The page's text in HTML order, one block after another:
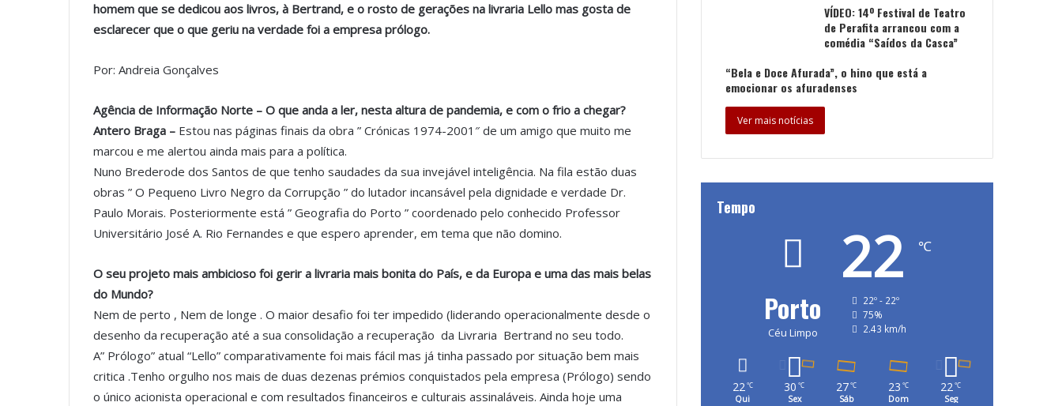
homem que se dedicou aos livros, à Bertrand, e o rosto de gerações na livraria Lello mas gosta de
esclarecer que o que geriu na verdade foi a empresa prólogo.
Por: Andreia Gonçalves
Agência de Informação Norte – O que anda a ler, nesta altura de pandemia, e com o frio a chegar?
Antero Braga – Estou nas páginas finais da obra ” Crónicas 1974-2001″ de um amigo que muito me
marcou e me alertou ainda mais para a política.
Nuno Brederode dos Santos de que tenho saudades da sua invejável inteligência. Na fila estão duas
obras ” O Pequeno Livro Negro da Corrupção ” do lutador incansável pela dignidade e verdade Dr.
Paulo Morais. Posteriormente está ” Geografia do Porto ” coordenado pelo conhecido Professor
Universitário José A. Rio Fernandes e que espero aprender, em tema que não domino.
O seu projeto mais ambicioso foi gerir a livraria mais bonita do País, e da Europa e uma das mais belas
do Mundo?
Nem de perto , Nem de longe . O maior desafio foi ter impedido (liderando operacionalmente desde o
desenho da recuperação até a sua consolidação a recuperação da Livraria Bertrand no seu todo.
A” Prólogo” atual “Lello” comparativamente foi mais fácil mas já tinha passado por situação bem mais
critica .Tenho orgulho nos mais de duas dezenas prémios conquistados pela empresa (Prólogo) sendo
o único acionista operacional e com resultados financeiros e culturais assinaláveis. Ainda hoje uma
VÍDEO: 14º Festival de Teatro
de Perafita arrancou com a
comédia “Saídos da Casca”
“Bela e Doce Afurada”, o hino que está a
emocionar os afuradenses
Ver mais notícias
Tempo
Porto
Céu Limpo
22 ℃
22º - 22º
75%
2.43 km/h
22 ℃
Qui
30 ℃
Sex
27℃
Sáb
23 ℃
Dom
22℃
Seg